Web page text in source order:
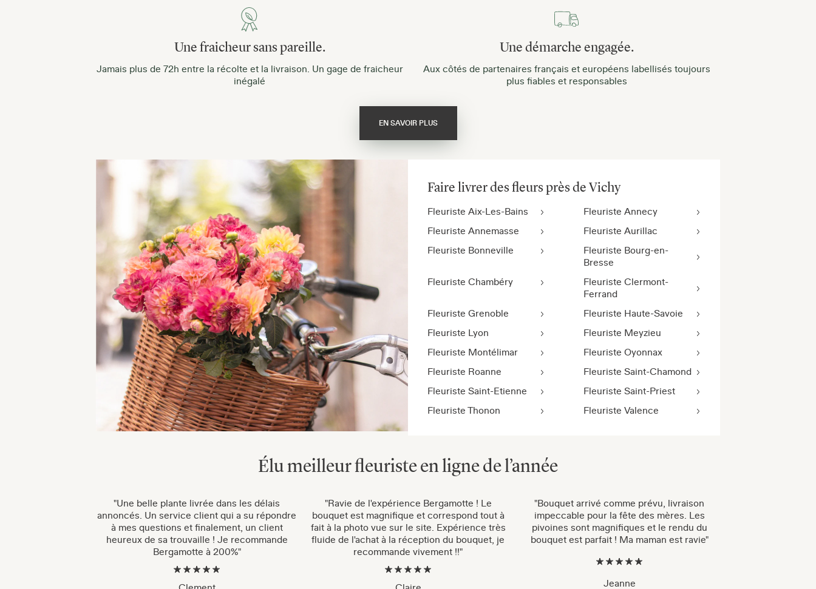
Une fraicheur sans pareille.
Jamais plus de 72h entre la récolte et la livraison. Un gage de fraicheur
inégalé
Une démarche engagée.
Aux côtés de partenaires français et européens labellisés toujours
plus fiables et responsables
EN SAVOIR PLUS
Faire livrer des fleurs près de Vichy
Fleuriste Aix-Les-Bains
Fleuriste Annecy
Fleuriste Annemasse
Fleuriste Aurillac
Fleuriste Bonneville
Fleuriste Bourg-en-
Bresse
Fleuriste Chambéry
Fleuriste Clermont-
Ferrand
Fleuriste Grenoble
Fleuriste Haute-Savoie
Fleuriste Lyon
Fleuriste Meyzieu
Fleuriste Montélimar
Fleuriste Oyonnax
Fleuriste Roanne
Fleuriste Saint-Chamond
Fleuriste Saint-Etienne
Fleuriste Saint-Priest
Fleuriste Thonon
Fleuriste Valence
Élu meilleur fleuriste en ligne de l’année
"Une belle plante livrée dans les délais
annoncés. Un service client qui a su répondre
à mes questions et finalement, un client
heureux de sa trouvaille ! Je recommande
Bergamotte à 200%"
"Ravie de l'expérience Bergamotte ! Le
bouquet est magnifique et correspond tout à
fait à la photo vue sur le site. Expérience très
fluide de l'achat à la réception du bouquet, je
recommande vivement !!"
"Bouquet arrivé comme prévu, livraison
impeccable pour la fête des mères. Les
pivoines sont magnifiques et le rendu du
bouquet est parfait ! Ma maman est ravie"
Jeanne